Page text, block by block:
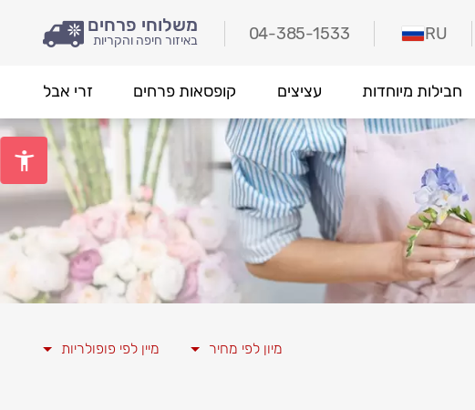
משלוחי פרחים
באיזור חיפה והקריות 04-385-1533 RU
חבילות מיוחדות עציצים קופסאות פרחים זרי אבל
מיון לפי מחיר מיין לפי פופולריות